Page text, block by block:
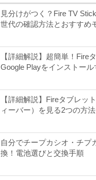
見分けがつく？Fire TV
世代の確認方法とおすすめ
【詳細解説】超簡単！Fire
Google Playをインストール
【詳細解説】Fireタブレッ
ィーバー）を見る2つの方法
自分でチープカシオ・チプ
換！電池選びと交換手順